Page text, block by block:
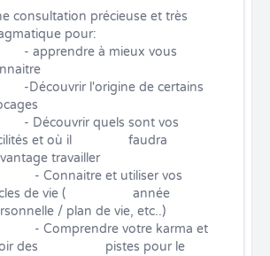
consultation précieuse et très
pour:
et où il                faudra
travailler
de vie (                   année
/ plan de vie, etc..)
des                   pistes pour le